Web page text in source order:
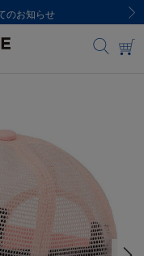
のお知らせ